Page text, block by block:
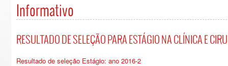
Informativo
RESULTADO DE SELEÇÃO PARA ESTÁGIO NA CLÍNICA E
Resultado de seleção Estágio: ano 2016-2